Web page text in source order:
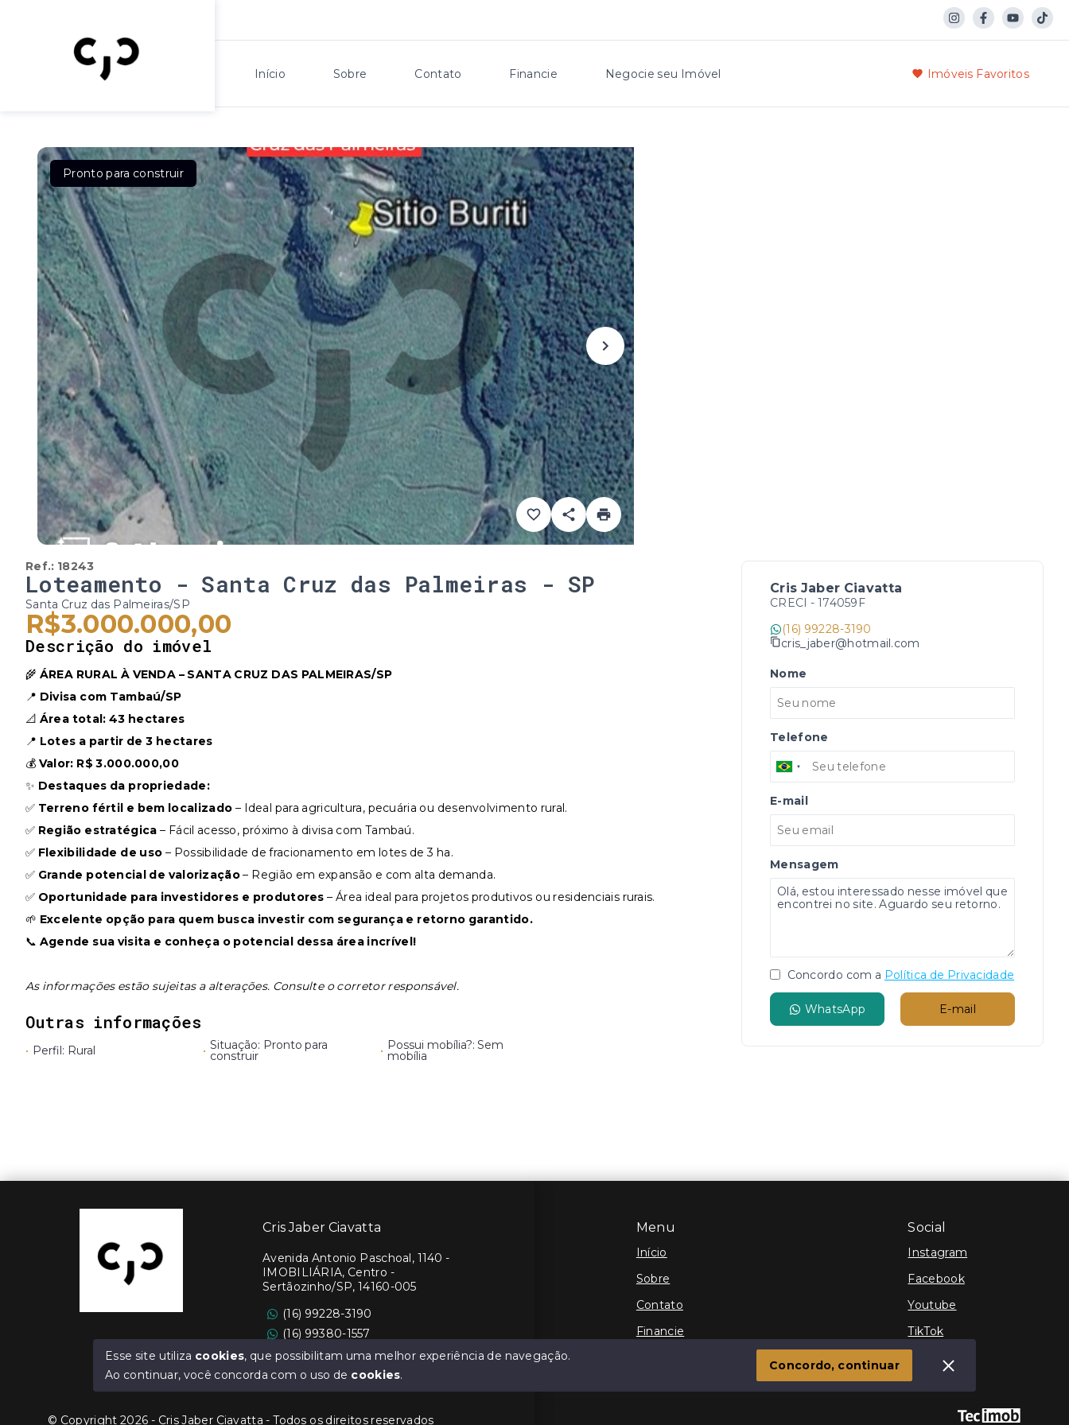
Início Sobre Contato Financie Negocie seu Imóvel Imóveis Favoritos
Pronto para construir
Ref.: 18243
Loteamento - Santa Cruz das Palmeiras - SP
Santa Cruz das Palmeiras/SP
R$3.000.000,00
Descrição do imóvel
🌾 ÁREA RURAL À VENDA – SANTA CRUZ DAS PALMEIRAS/SP
📍 Divisa com Tambaú/SP
📐 Área total: 43 hectares
📍 Lotes a partir de 3 hectares
💰 Valor: R$ 3.000.000,00
✨ Destaques da propriedade:
✅ Terreno fértil e bem localizado – Ideal para agricultura, pecuária ou desenvolvimento rural.
✅ Região estratégica – Fácil acesso, próximo à divisa com Tambaú.
✅ Flexibilidade de uso – Possibilidade de fracionamento em lotes de 3 ha.
✅ Grande potencial de valorização– Região em expansão e com alta demanda.
✅ Oportunidade para investidores e produtores – Área ideal para projetos produtivos ou residenciais rurais.
🌱 Excelente opção para quem busca investir com segurança e retorno garantido.
📞 Agende sua visita e conheça o potencial dessa área incrível!
As informações estão sujeitas a alterações. Consulte o corretor responsável.
Outras informações
• Perfil: Rural • Situação: Pronto para
construir • Possui mobília?: Sem
mobília
Cris Jaber Ciavatta
CRECI - 174059F
(16) 99228-3190
cris_jaber@hotmail.com
Nome
Telefone
E-mail
Mensagem
Concordo com a Política de Privacidade
WhatsApp E-mail
Menu
Início
Sobre
Contato
Financie
Social
Instagram
Facebook
Youtube
TikTok
Cris Jaber Ciavatta
Avenida Antonio Paschoal, 1140 -
IMOBILIÁRIA, Centro -
Sertãozinho/SP, 14160-005
(16) 99228-3190
(16) 99380-1557
Ver e-mail
© Copyright 2026 - Cris Jaber Ciavatta - Todos os direitos reservados
Esse site utiliza cookies, que possibilitam uma melhor experiência de navegação.
Ao continuar, você concorda com o uso de cookies.
Concordo, continuar